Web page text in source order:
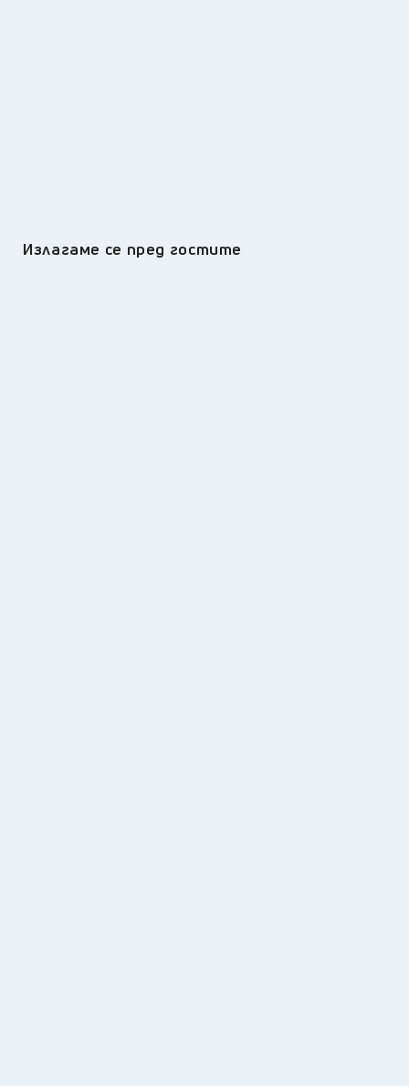
Излагаме се пред гостите